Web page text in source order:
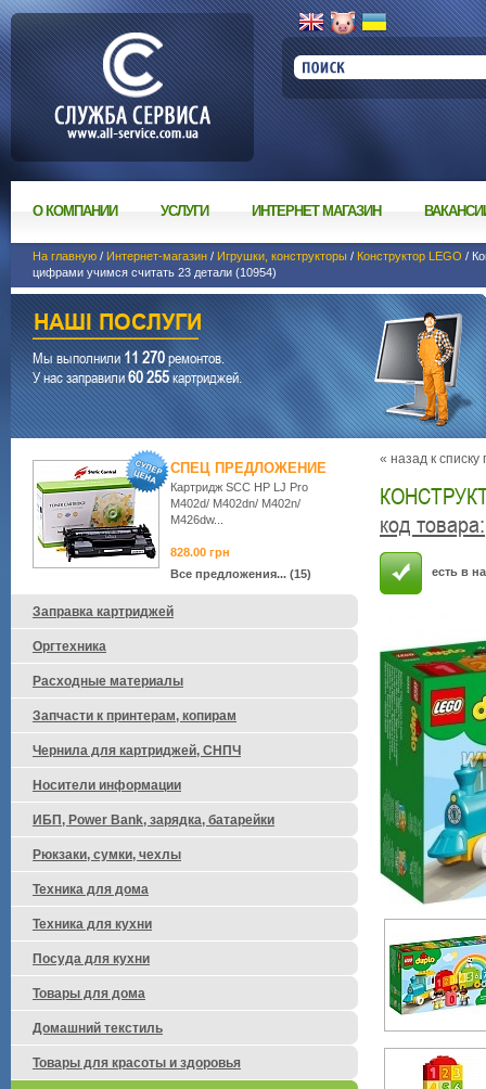
О КОМПАНИИ УСЛУГИ ИНТЕРНЕТ МАГАЗИН
На главную / Интернет-магазин / Игрушки, конструкторы / Конструктор LEGO /
цифрами учимся считать 23 детали (10954)
Мы выполнили11 270ремонтов.
У нас заправили60 255картриджей.
« назад к списку
код товара:
есть в
СПЕЦ ПРЕДЛОЖЕНИЕ
Картридж SCC HP LJ Pro
M402d/ M402dn/ M402n/
M426dw...
828.00 грн
Все предложения... (15)
Заправка картриджей
Оргтехника
Расходные материалы
Запчасти к принтерам, копирам
Чернила для картриджей, СНПЧ
Носители информации
ИБП, Power Bank, зарядка, батарейки
Рюкзаки, сумки, чехлы
Техника для дома
Техника для кухни
Посуда для кухни
Товары для дома
Домашний текстиль
Товары для красоты и здоровья